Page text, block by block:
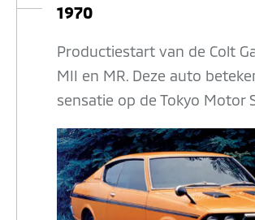
1970
Productiestart van de Colt
MII en MR. Deze auto
sensatie op de Tokyo Motor